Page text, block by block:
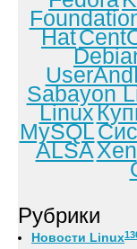
Hat
Sabayon
Linux
MySQL
ALSAXen
Рубрики
Новости Linux